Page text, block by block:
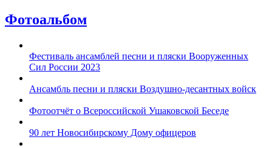
Фотоальбом
Фестиваль ансамблей песни и пляски Вооруженных
Сил России 2023
Ансамбль песни и пляски Воздушно-десантных войск
Фотоотчёт о Всероссийской Ушаковской Беседе
90 лет Новосибирскому Дому офицеров